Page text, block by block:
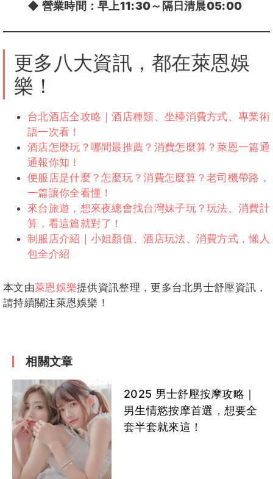
◆ 營業時間：早上11:30～隔日清晨05:00
更多八大資訊，都在萊恩娛
樂！
台北酒店全攻略｜酒店種類、坐檯消費方式、專業術
語一次看！
酒店怎麼玩？哪間最推薦？消費怎麼算？萊恩一篇通
通報你知！
便服店是什麼？怎麼玩？消費怎麼算？老司機帶路，
一篇讓你全看懂！
來台旅遊，想來夜總會找台灣妹子玩？玩法、消費計
算，看這篇就對了！
制服店介紹｜小姐顏值、酒店玩法、消費方式，懶人
包全介紹
本文由萊恩娛樂提供資訊整理，更多台北男士舒壓資訊，
請持續關注萊恩娛樂！
相關文章
2025 男士舒壓按摩攻略｜
男生情慾按摩首選，想要全
套半套就來這！